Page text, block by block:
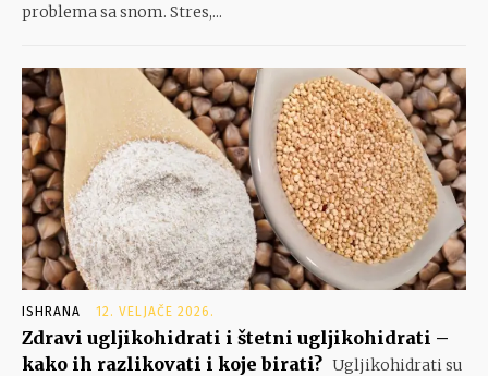
problema sa snom. Stres,...
ISHRANA 12. VELJAČE 2026.
Zdravi ugljikohidrati i štetni ugljikohidrati –
kako ih razlikovati i koje birati? Ugljikohidrati su